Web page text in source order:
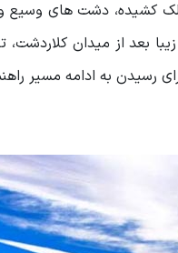
کشیده، دشت های وسیع
رسیدن به ادامه مسیر